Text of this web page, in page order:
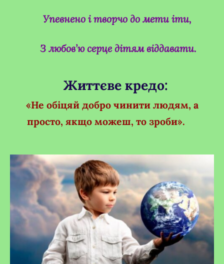
Упевнено і творчо до мети іти,
З любов’ю серце дітям віддавати.
Життєве кредо:
«Не обіцяй добро чинити людям, а
просто, якщо можеш, то зроби».